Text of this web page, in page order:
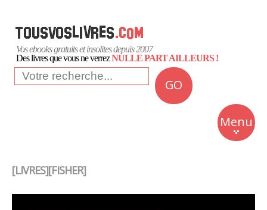
Vos ebooks gratuits et insolites depuis 2007
Des livres que vous ne verrezNULLE PART AILLEURS !
GO
Menu
Insolite
Business
[LIVRES][FISHER]